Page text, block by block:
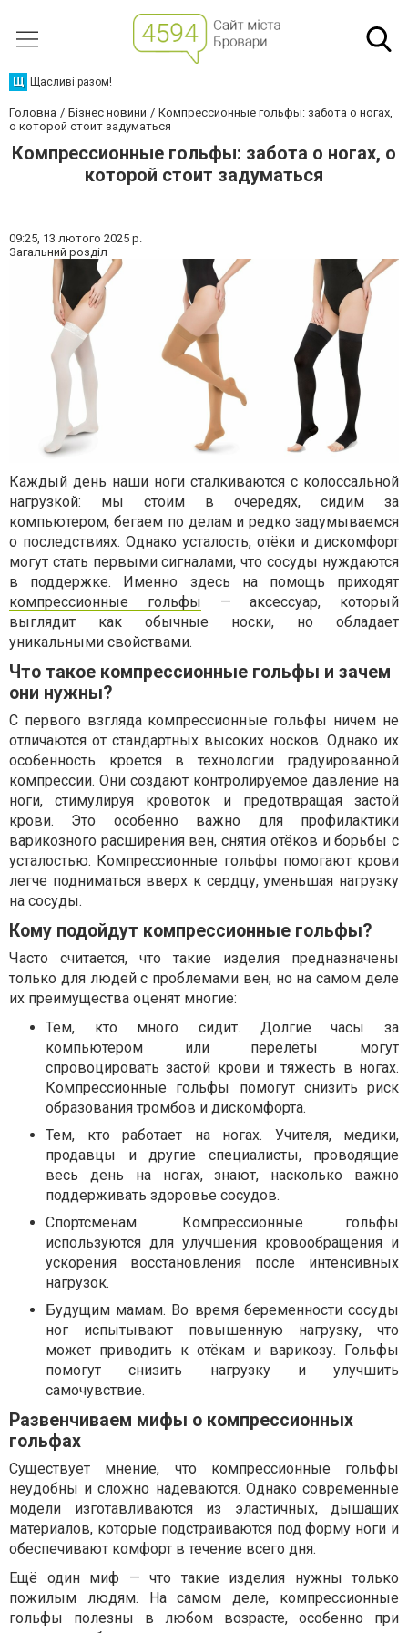
Щ Щасливі разом!
Головна Бізнес новини
Компрессионные гольфы: забота о ногах,
о которой стоит задуматься
Компрессионные гольфы: забота о ногах, о
которой стоит задуматься
09:25, 13 лютого 2025 р.
Загальний розділ
Каждый день наши ноги сталкиваются с колоссальной
нагрузкой: мы стоим в очередях, сидим за
компьютером, бегаем по делам и редко задумываемся
о последствиях. Однако усталость, отёки и дискомфорт
могут стать первыми сигналами, что сосуды нуждаются
в поддержке. Именно здесь на помощь приходят
компрессионные гольфы — аксессуар, который
выглядит как обычные носки, но обладает
уникальными свойствами.
Что такое компрессионные гольфы и зачем
они нужны?
С первого взгляда компрессионные гольфы ничем не
отличаются от стандартных высоких носков. Однако их
особенность кроется в технологии градуированной
компрессии. Они создают контролируемое давление на
ноги, стимулируя кровоток и предотвращая застой
крови. Это особенно важно для профилактики
варикозного расширения вен, снятия отёков и борьбы с
усталостью. Компрессионные гольфы помогают крови
легче подниматься вверх к сердцу, уменьшая нагрузку
на сосуды.
Кому подойдут компрессионные гольфы?
Часто считается, что такие изделия предназначены
только для людей с проблемами вен, но на самом деле
их преимущества оценят многие:
Тем, кто много сидит. Долгие часы за
компьютером или перелёты могут
спровоцировать застой крови и тяжесть в ногах.
Компрессионные гольфы помогут снизить риск
образования тромбов и дискомфорта.
Тем, кто работает на ногах. Учителя, медики,
продавцы и другие специалисты, проводящие
весь день на ногах, знают, насколько важно
поддерживать здоровье сосудов.
Спортсменам. Компрессионные гольфы
используются для улучшения кровообращения и
ускорения восстановления после интенсивных
нагрузок.
Будущим мамам. Во время беременности сосуды
ног испытывают повышенную нагрузку, что
может приводить к отёкам и варикозу. Гольфы
помогут снизить нагрузку и улучшить
самочувствие.
Развенчиваем мифы о компрессионных
гольфах
Существует мнение, что компрессионные гольфы
неудобны и сложно надеваются. Однако современные
модели изготавливаются из эластичных, дышащих
материалов, которые подстраиваются под форму ноги и
обеспечивают комфорт в течение всего дня.
Ещё один миф — что такие изделия нужны только
пожилым людям. На самом деле, компрессионные
гольфы полезны в любом возрасте, особенно при